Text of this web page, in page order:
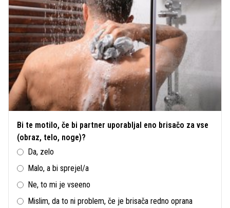
Bi te motilo, če bi partner uporabljal eno brisačo za vse
(obraz, telo, noge)?
Da, zelo
Malo, a bi sprejel/a
Ne, to mi je vseeno
Mislim, da to ni problem, če je brisača redno oprana